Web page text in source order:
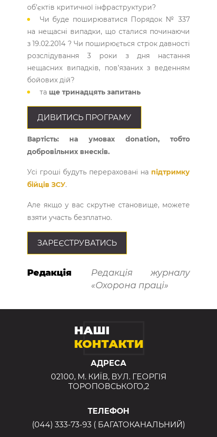
об’єктів критичної інфраструктури?
Чи буде поширюватися Порядок № 337
на нещасні випадки, що сталися починаючи
з 19.02.2014 ? Чи поширюється строк давності
розслідування 3 роки з дня настання
нещасних випадків, пов’язаних з веденням
бойових дій?
та ще тринадцять запитань
ДИВИТИСЬ ПРОГРАМУ
Вартість: на умовах donation, тобто
добровільних внесків.
Усі гроші будуть перераховані на підтримку
бійців ЗСУ.
Але якщо у вас скрутне становище, можете
взяти участь безплатно.
ЗАРЕЄСТРУВАТИСЬ
Редакція
Редакція журналу
«Охорона праці»
НАШІ
КОНТАКТИ
АДРЕСА
02100, М. КИЇВ, ВУЛ. ГЕОРГІЯ
ТОРОПОВСЬКОГО,2
ТЕЛЕФОН
(044) 333-73-93 ( БАГАТОКАНАЛЬНИЙ)